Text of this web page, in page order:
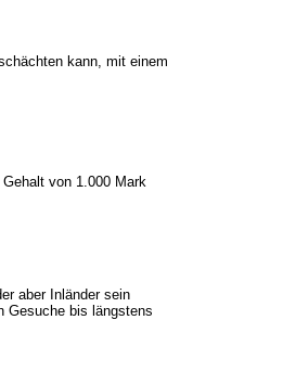
kann, mit einem
von 1.000 Mark
aber Inländer sein
Gesuche bis längstens